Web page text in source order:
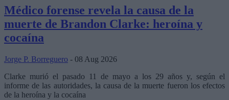
Médico forense revela la causa de la
muerte de Brandon Clarke: heroína y
cocaína
Jorge P. Borreguero - 08 Aug 2026
Clarke murió el pasado 11 de mayo a los 29 años y, según el
informe de las autoridades, la causa de la muerte fueron los efectos
de la heroína y la cocaína